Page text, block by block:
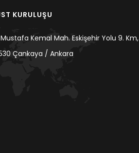
KURULUŞU
Mustafa Kemal Mah. Eskişehir Yolu 9. Km,
Çankaya / Ankara